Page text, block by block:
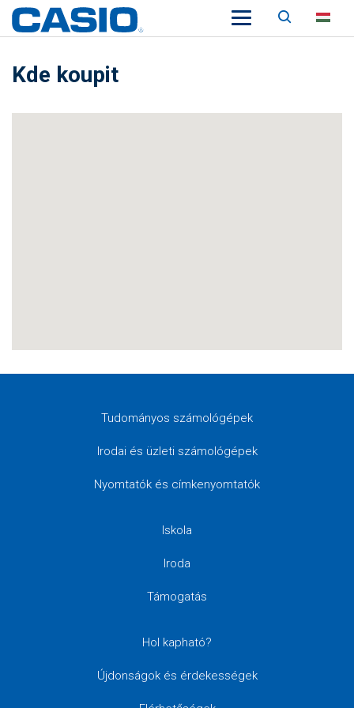
Keresés
Kde koupit
Tudományos számológépek
Irodai és üzleti számológépek
Nyomtatók és címkenyomtatók
Iskola
Iroda
Támogatás
Hol kapható?
Újdonságok és érdekességek